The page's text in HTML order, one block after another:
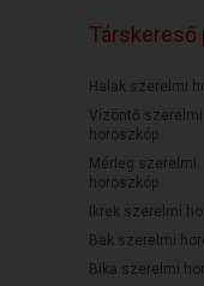
Társkereső
Halak szerelmi
Vízöntő szerelmi
horoszkóp
Mérleg szerelmi
horoszkóp
Ikrek szerelmi
Bak szerelmi
Bika szerelmi